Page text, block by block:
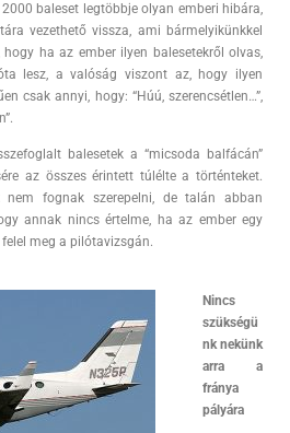
baleset legtöbbje olyan emberi hibára,
vezethető vissza, ami bármelyikünkkel
ha az ember ilyen balesetekről olvas,
lesz, a valóság viszont az, hogy ilyen
csak annyi, hogy: “Húú, szerencsétlen…”,
balesetek a “micsoda balfácán”
az összes érintett túlélte a történteket.
nem fognak szerepelni, de talán abban
annak nincs értelme, ha az ember egy
meg a pilótavizsgán.
Nincs
szükségü
nk nekünk
arra a
fránya
pályára